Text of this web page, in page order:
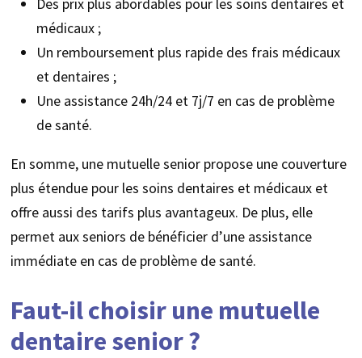
médicaux ;
Un remboursement plus rapide des frais médicaux
et dentaires ;
Une assistance 24h/24 et 7j/7 en cas de problème
de santé.
En somme, une mutuelle senior propose une couverture
plus étendue pour les soins dentaires et médicaux et
offre aussi des tarifs plus avantageux. De plus, elle
permet aux seniors de bénéficier d’une assistance
immédiate en cas de problème de santé.
Faut-il choisir une mutuelle
dentaire senior ?